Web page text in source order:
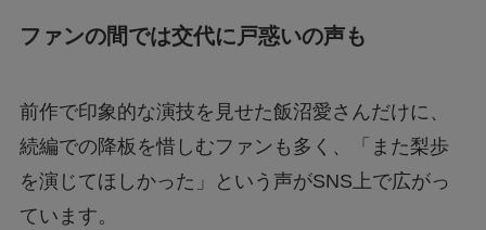
ファンの間では交代に戸惑いの声も
前作で印象的な演技を見せた飯沼愛さんだけに、
続編での降板を惜しむファンも多く、「また梨歩
を演じてほしかった」という声がSNS上で広がっ
ています。